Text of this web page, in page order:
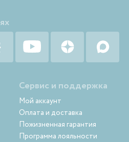
Сервис и поддержка
Мой аккаунт
Оплата и доставка
Пожизненная гарантия
Программа лояльности